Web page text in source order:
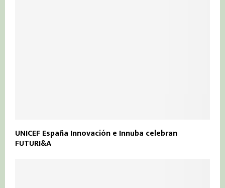
UNICEF España Innovación e Innuba celebran
FUTURI&A